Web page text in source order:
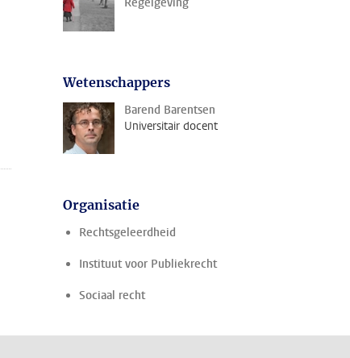
Wetenschappers
Barend Barentsen
Universitair docent
Organisatie
Rechtsgeleerdheid
Instituut voor Publiekrecht
Sociaal recht